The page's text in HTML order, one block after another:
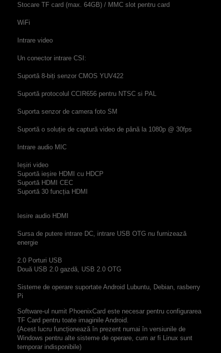
Stocare TF card (max. 64GB) / MMC slot pentru card
WiFi
Intrare video
Un conector intrare CSI:
Suportă 8-biți senzor CMOS YUV422
Suportă protocolul CCIR656 pentru NTSC si PAL
Suporta senzor de camera foto SM
Suportă o soluție de captură video de până la 1080p @ 30fps
Intrare audio MIC
Ieșiri video
Suportă ieșire HDMI cu HDCP
Suportă HDMI CEC
Suportă 30 funcția HDMI
Iesire audio HDMI
Sursa de putere intrare DC, intrare USB OTG nu furnizează
energie
2.0 Porturi USB
Două USB 2.0 gazdă, USB 2.0 OTG
Sisteme de operare suportate Android Lubuntu, Debian, rasberry
Pi
Software-ul numit PhoenixCard este necesar pentru configurarea
TF Card pentru toate imaginile Android.
(Acest lucru funcționează în prezent numai în versiunile de
Windows pentru alte sisteme de operare, cum ar fi Linux sunt
temporar indisponibile)